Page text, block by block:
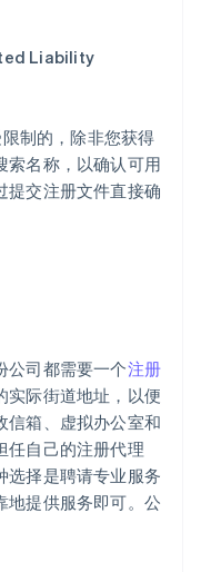
Liability
制的，除非您获得
索名称，以确认可用
提交注册文件直接确
公司都需要一个注册
实际街道地址，以便
信箱、虚拟办公室和
任自己的注册代理
选择是聘请专业服务
地提供服务即可。公